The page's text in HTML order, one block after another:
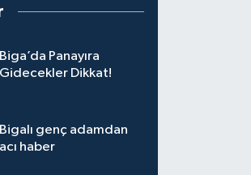
Biga’da Panayıra
Gidecekler Dikkat!
Bigalı genç adamdan
acı haber